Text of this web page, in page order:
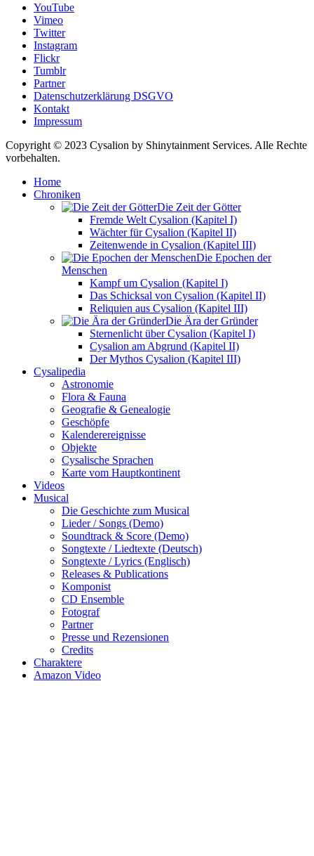
YouTube
Vimeo
Twitter
Instagram
Flickr
Tumblr
Partner
Datenschutzerklärung DSGVO
Kontakt
Impressum
Copyright © 2023 Cysalion by Shinytainment Services. Alle Rechte
vorbehalten.
Home
Chroniken
Die Zeit der Götter
Fremde Welt Cysalion (Kapitel I)
Wächter für Cysalion (Kapitel II)
Zeitenwende in Cysalion (Kapitel III)
Die Epochen der
Menschen
Kampf um Cysalion (Kapitel I)
Das Schicksal von Cysalion (Kapitel II)
Reliquien aus Cysalion (Kapitel III)
Die Ära der Gründer
Sternenlicht über Cysalion (Kapitel I)
Cysalion am Abgrund (Kapitel II)
Der Mythos Cysalion (Kapitel III)
Cysalipedia
Astronomie
Flora & Fauna
Geografie & Genealogie
Geschöpfe
Kalenderereignisse
Objekte
Cysalische Sprachen
Karte vom Hauptkontinent
Videos
Musical
Die Geschichte zum Musical
Lieder / Songs (Demo)
Soundtrack & Score (Demo)
Songtexte / Liedtexte (Deutsch)
Songtexte / Lyrics (Englisch)
Releases & Publications
Komponist
CD Ensemble
Fotograf
Partner
Presse und Rezensionen
Credits
Charaktere
Amazon Video